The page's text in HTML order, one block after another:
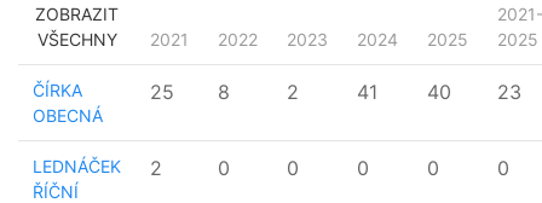
ZOBRAZIT
VŠECHNY
2021 2022 2023 2024 2025
2021-
2025
ČÍRKA
OBECNÁ
25 8 2 41 40 23
LEDNÁČEK
ŘÍČNÍ
2 0 0 0 0 0